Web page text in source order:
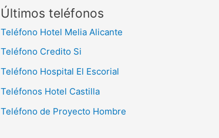
Últimos teléfonos
Teléfono Hotel Melia Alicante
Teléfono Credito Si
Teléfono Hospital El Escorial
Teléfonos Hotel Castilla
Teléfono de Proyecto Hombre